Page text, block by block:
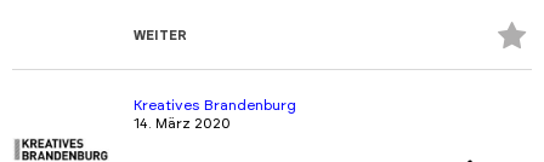
WEITER
Kreatives Brandenburg
14. März 2020